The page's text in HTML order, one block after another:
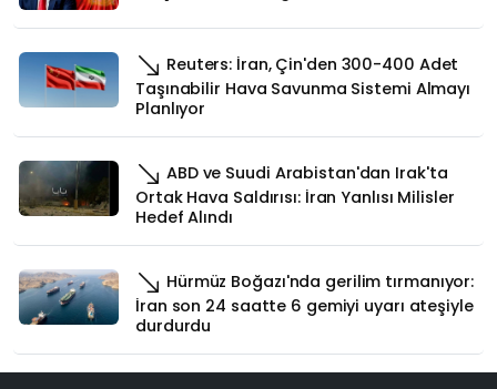
Reuters: İran, Çin'den 300-400 Adet
Taşınabilir Hava Savunma Sistemi Almayı
Planlıyor
ABD ve Suudi Arabistan'dan Irak'ta
Ortak Hava Saldırısı: İran Yanlısı Milisler
Hedef Alındı
Hürmüz Boğazı'nda gerilim tırmanıyor:
İran son 24 saatte 6 gemiyi uyarı ateşiyle
durdurdu